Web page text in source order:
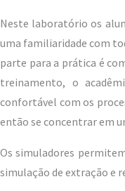
Neste laboratório os
uma familiaridade com
parte para a prática é
treinamento, o
confortável com os
então se concentrar em
Os simuladores
simulação de extração e